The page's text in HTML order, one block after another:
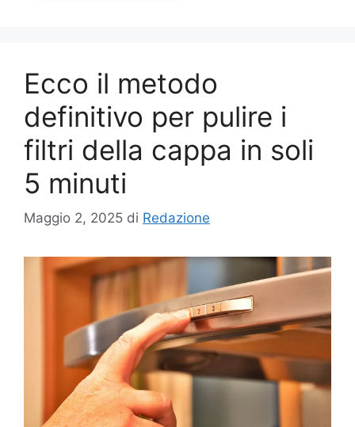
Ecco il metodo
definitivo per pulire i
filtri della cappa in soli
5 minuti
Maggio 2, 2025 di Redazione